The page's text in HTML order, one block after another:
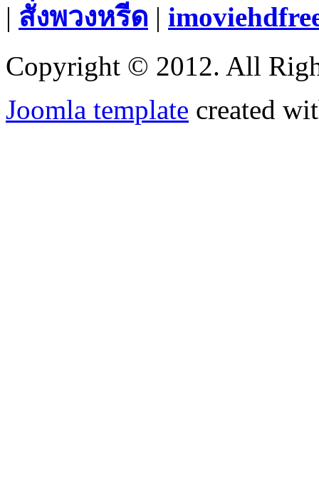
| สั่งพวงหรีด |
Copyright © 2012. All
Joomla template created